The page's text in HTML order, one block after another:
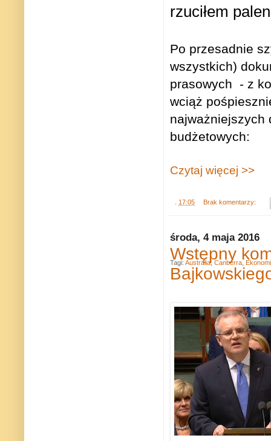
rzuciłem
Po przesadnie
wszystkich)
prasowych
- z
wciąż
najważniejszych
budżetowych:
Czytaj więcej >>
17:05 Brak komentarzy:
środa, 4 maja 2016
Wstępny
Tagi: Australia, Canberra